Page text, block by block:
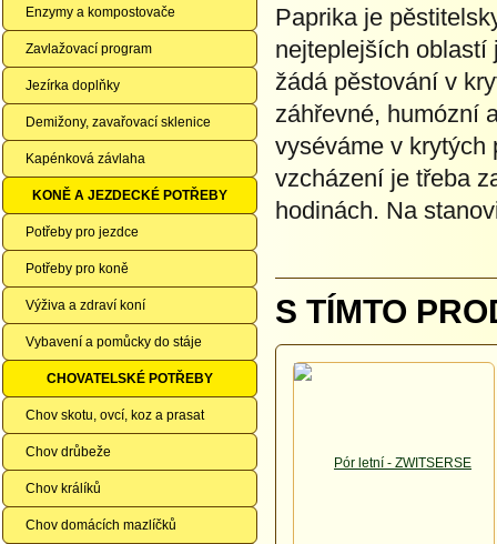
Enzymy a kompostovače
Zavlažovací program
Jezírka doplňky
Demižony, zavařovací sklenice
Kapénková závlaha
KONĚ A JEZDECKÉ POTŘEBY
Potřeby pro jezdce
Potřeby pro koně
Výživa a zdraví koní
Vybavení a pomůcky do stáje
CHOVATELSKÉ POTŘEBY
Chov skotu, ovcí, koz a prasat
Chov drůbeže
Chov králíků
Chov domácích mazlíčků
Paprika je
nejteplejších oblastí
žádá pěstování v
záhřevné, humózní
vyséváme v krytých
vzcházení je třeba
hodinách. Na
S TÍMTO